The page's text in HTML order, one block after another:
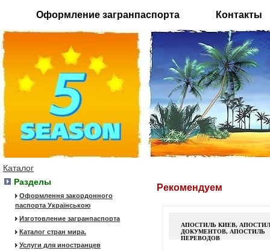
Оформление загранпаспорта Контакты
Каталог
Разделы
Оформлення закордонного
паспорта Українською
Изготовление загранпаспорта
Каталог стран мира.
Услуги для иностранцев
Рекомендуем
АПОСТИЛЬ КИЕВ,
ДОКУМЕНТОВ, АПОСТИЛЬ
ПЕРЕВОДОВ